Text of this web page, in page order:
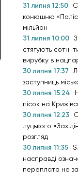
31 липня 12:50
конюшню
мільйон
31 липня 10:00
стягують сотні
вирубку в
30 липня 17:37
заступниць
30 липня 15:24
пісок на
30 липня 12:23
луцького
розгляд
30 липня 11:35
насправді
переплата не